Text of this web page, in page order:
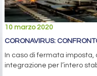
10 marzo 2020
CORONAVIRUS:
In caso di fermata
integrazione per l’intero